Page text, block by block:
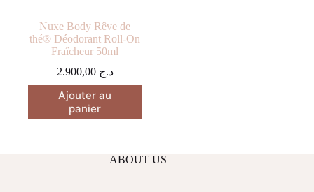
Nuxe Body Rêve de
thé® Déodorant Roll-On
Fraîcheur 50ml
د.ج 2.900,00
Ajouter au
panier
ABOUT US